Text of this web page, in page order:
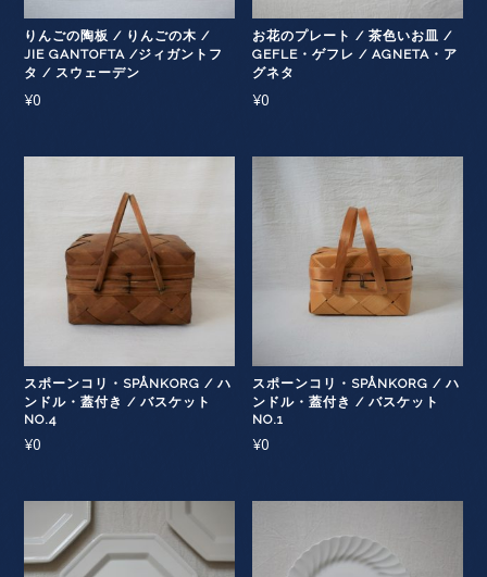
りんごの陶板 / りんごの木 /
JIE GANTOFTA /ジィガントフ
タ / スウェーデン
¥0
お花のプレート / 茶色いお皿 /
GEFLE・ゲフレ / AGNETA・ア
グネタ
¥0
スポーンコリ・SPÅNKORG / ハ
ンドル・蓋付き / バスケット
NO.4
¥0
スポーンコリ・SPÅNKORG / ハ
ンドル・蓋付き / バスケット
NO.1
¥0